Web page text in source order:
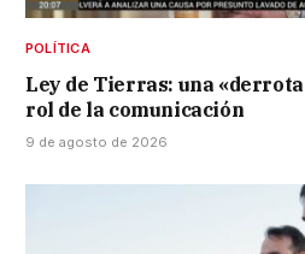
POLÍTICA
Ley de Tierras: una
rol de la comunicación
9 de agosto de 2026